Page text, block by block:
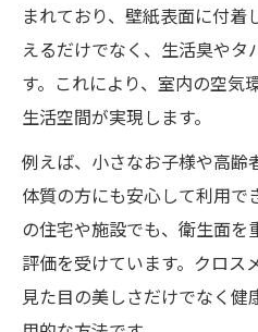
まれており、壁紙表面に付
えるだけでなく、生活臭やタ
す。これにより、室内の空気
生活空間が実現します。
例えば、小さなお子様や高齢
体質の方にも安心して利用で
の住宅や施設でも、衛生面を
評価を受けています。クロス
見た目の美しさだけでなく健